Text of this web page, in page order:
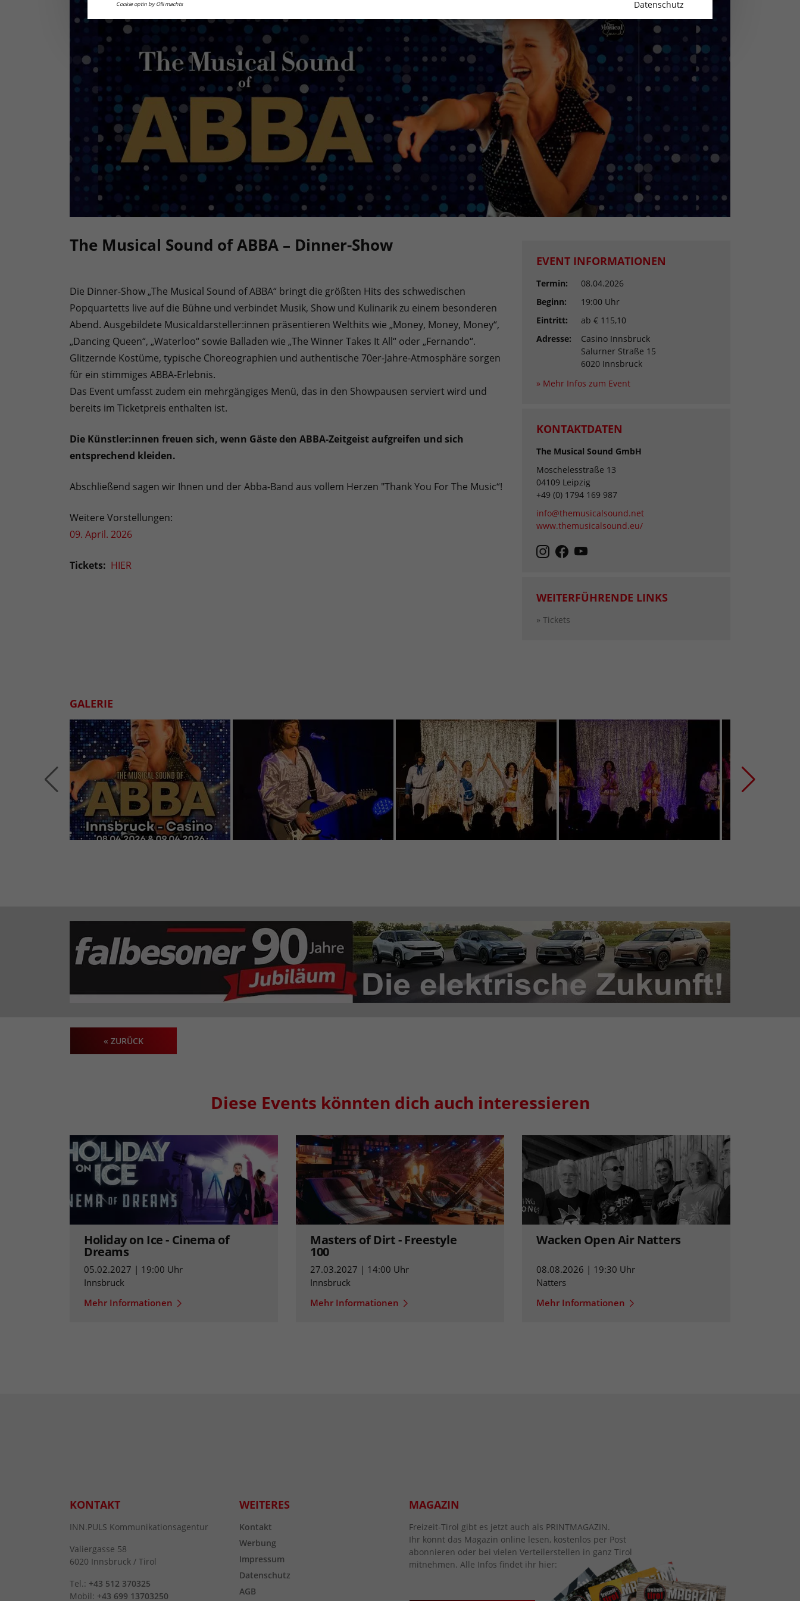
The Musical Sound of ABBA – Dinner-Show
Die Dinner-Show „The Musical Sound of ABBA“ bringt die größten Hits des schwedischen
Popquartetts live auf die Bühne und verbindet Musik, Show und Kulinarik zu einem besonderen
Abend. Ausgebildete Musicaldarsteller:innen präsentieren Welthits wie „Money, Money, Money“,
„Dancing Queen“, „Waterloo“ sowie Balladen wie „The Winner Takes It All“ oder „Fernando“.
Glitzernde Kostüme, typische Choreographien und authentische 70er-Jahre-Atmosphäre sorgen
für ein stimmiges ABBA-Erlebnis.
Das Event umfasst zudem ein mehrgängiges Menü, das in den Showpausen serviert wird und
bereits im Ticketpreis enthalten ist.
Die Künstler:innen freuen sich, wenn Gäste den ABBA-Zeitgeist aufgreifen und sich
entsprechend kleiden.
Abschließend sagen wir Ihnen und der Abba-Band aus vollem Herzen "Thank You For The Music“!
Weitere Vorstellungen:
09. April. 2026
Tickets: HIER
EVENT INFORMATIONEN
Termin:
08.04.2026
Beginn:
19:00 Uhr
Eintritt:
ab € 115,10
Adresse:
Casino Innsbruck
Salurner Straße 15
6020 Innsbruck
» Mehr Infos zum Event
KONTAKTDATEN
The Musical Sound GmbH
Moschelesstraße 13
04109 Leipzig
+49 (0) 1794 169 987
info@themusicalsound.net
www.themusicalsound.eu/
WEITERFÜHRENDE LINKS
» Tickets
GALERIE
« ZURÜCK
Diese Events könnten dich auch interessieren
Holiday on Ice - Cinema of
Dreams
05.02.2027 | 19:00 Uhr
Innsbruck
Mehr Informationen
Masters of Dirt - Freestyle
100
27.03.2027 | 14:00 Uhr
Innsbruck
Mehr Informationen
Wacken Open Air Natters
08.08.2026 | 19:30 Uhr
Natters
Mehr Informationen
KONTAKT
INN.PULS Kommunikationsagentur
Valiergasse 58
6020 Innsbruck / Tirol
Tel.: +43 512 370325
Mobil: +43 699 13703250
WEITERES
Kontakt
Werbung
Impressum
Datenschutz
AGB
MAGAZIN
Freizeit-Tirol gibt es jetzt auch als PRINTMAGAZIN.
Ihr könnt das Magazin online lesen, kostenlos per Post
abonnieren oder bei vielen Verteilerstellen in ganz Tirol
mitnehmen. Alle Infos findet ihr hier:
Cookie optin by Olli machts Datenschutz